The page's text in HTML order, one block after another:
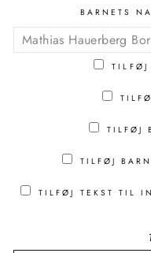
BARNETS
TILFØJ
TILFØJ
TILFØJ
TILFØJ TEKST TIL